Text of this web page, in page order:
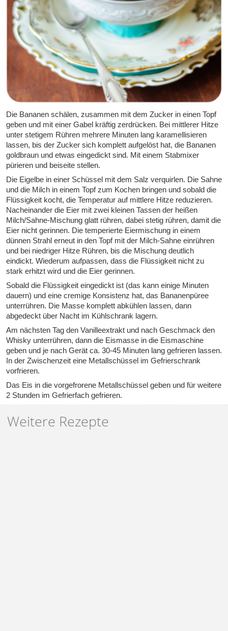
Die Bananen schälen, zusammen mit dem Zucker in einen Topf
geben und mit einer Gabel kräftig zerdrücken. Bei mittlerer Hitze
unter stetigem Rühren mehrere Minuten lang karamellisieren
lassen, bis der Zucker sich komplett aufgelöst hat, die Bananen
goldbraun und etwas eingedickt sind. Mit einem Stabmixer
pürieren und beiseite stellen.
Die Eigelbe in einer Schüssel mit dem Salz verquirlen. Die Sahne
und die Milch in einem Topf zum Kochen bringen und sobald die
Flüssigkeit kocht, die Temperatur auf mittlere Hitze reduzieren.
Nacheinander die Eier mit zwei kleinen Tassen der heißen
Milch/Sahne-Mischung glatt rühren, dabei stetig rühren, damit die
Eier nicht gerinnen. Die temperierte Eiermischung in einem
dünnen Strahl erneut in den Topf mit der Milch-Sahne einrühren
und bei niedriger Hitze Rühren, bis die Mischung deutlich
eindickt. Wiederum aufpassen, dass die Flüssigkeit nicht zu
stark erhitzt wird und die Eier gerinnen.
Sobald die Flüssigkeit eingedickt ist (das kann einige Minuten
dauern) und eine cremige Konsistenz hat, das Bananenpüree
unterrühren. Die Masse komplett abkühlen lassen, dann
abgedeckt über Nacht im Kühlschrank lagern.
Am nächsten Tag den Vanilleextrakt und nach Geschmack den
Whisky unterrühren, dann die Eismasse in die Eismaschine
geben und je nach Gerät ca. 30-45 Minuten lang gefrieren lassen.
In der Zwischenzeit eine Metallschüssel im Gefrierschrank
vorfrieren.
Das Eis in die vorgefrorene Metallschüssel geben und für weitere
2 Stunden im Gefrierfach gefrieren.
Weitere Rezepte